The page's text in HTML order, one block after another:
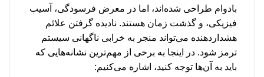
بادوام طراحی شده‌اند، اما در معرض فرسودگی، آسیب
فیزیکی، و گذشت زمان هستند. نادیده گرفتن علائم
هشداردهنده می‌تواند منجر به خرابی ناگهانی سیستم
ترمز شود. در اینجا به برخی از مهم‌ترین نشانه‌هایی که
باید به آن‌ها توجه کنید، اشاره می‌کنیم: